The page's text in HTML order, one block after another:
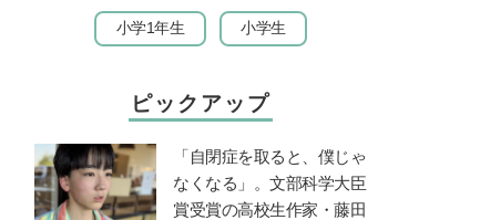
小学1年生 小学生
ピックアップ
「自閉症を取ると、僕じゃ
なくなる」。文部科学大臣
賞受賞の高校生作家・藤田